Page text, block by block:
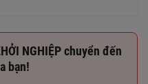
NGHIỆP chuyển đến
bạn!